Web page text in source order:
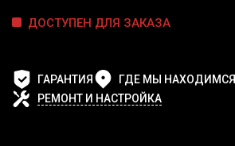
ДОСТУПЕН ДЛЯ ЗАКАЗА
ГАРАНТИЯ
ГДЕ МЫ НАХОДИМСЯ
РЕМОНТ И НАСТРОЙКА